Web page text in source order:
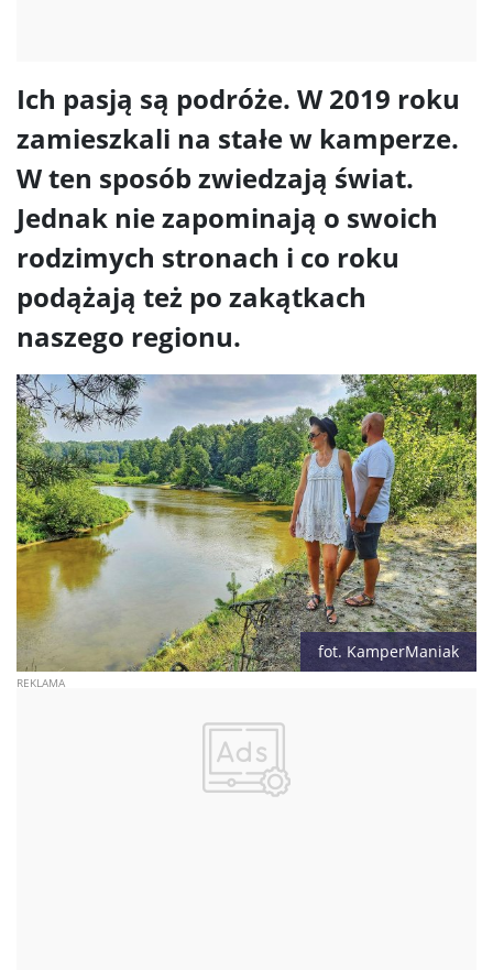
Ich pasją są podróże. W 2019 roku
zamieszkali na stałe w kamperze.
W ten sposób zwiedzają świat.
Jednak nie zapominają o swoich
rodzimych stronach i co roku
podążają też po zakątkach
naszego regionu.
fot. KamperManiak